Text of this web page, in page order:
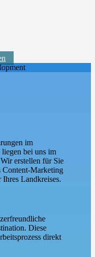
im
bei uns im
erstellen für Sie
Content-Marketing
Landkreises.
Diese
direkt